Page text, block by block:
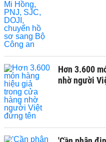
Hơn 3.600
nhờ người